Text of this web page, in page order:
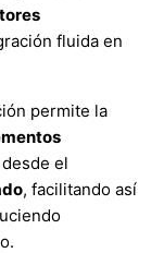
fluida en
permite la
el
, facilitando así